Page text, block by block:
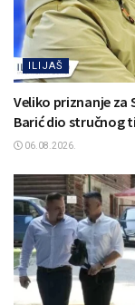
ILIJAŠ
Veliko priznanje za
Barić dio stručnog
06.08.2026.